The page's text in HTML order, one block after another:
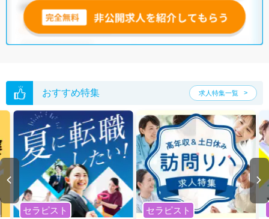
おすすめ特集 求人特集一覧
セラピスト セラピスト